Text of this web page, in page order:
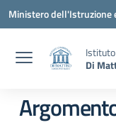
Vai ai contenuti
Vai al menu di navigazione
Vai al footer
Ministero dell'Istruzione
Di